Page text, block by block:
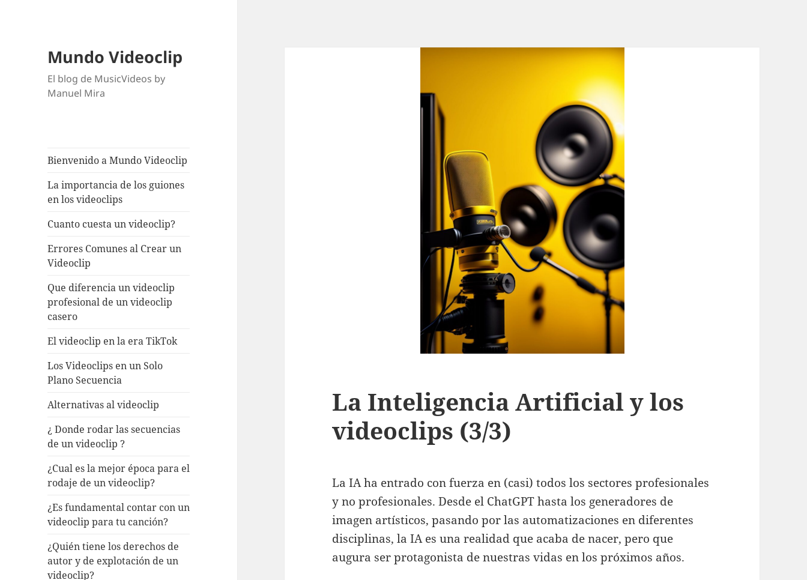
Mundo Videoclip
El blog de MusicVideos by
Manuel Mira
Bienvenido a Mundo Videoclip
La importancia de los guiones
en los videoclips
Cuanto cuesta un videoclip?
Errores Comunes al Crear un
Videoclip
Que diferencia un videoclip
profesional de un videoclip
casero
El videoclip en la era TikTok
Los Videoclips en un Solo
Plano Secuencia
Alternativas al videoclip
¿ Donde rodar las secuencias
de un videoclip ?
¿Cual es la mejor época para el
rodaje de un videoclip?
¿Es fundamental contar con un
videoclip para tu canción?
¿Quién tiene los derechos de
autor y de explotación de un
videoclip?
La Inteligencia Artificial y los
videoclips (3/3)
La IA ha entrado con fuerza en (casi) todos los sectores profesionales
y no profesionales. Desde el ChatGPT hasta los generadores de
imagen artísticos, pasando por las automatizaciones en diferentes
disciplinas, la IA es una realidad que acaba de nacer, pero que
augura ser protagonista de nuestras vidas en los próximos años.